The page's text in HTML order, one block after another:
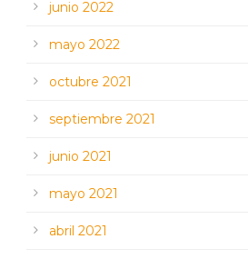
junio 2022
mayo 2022
octubre 2021
septiembre 2021
junio 2021
mayo 2021
abril 2021